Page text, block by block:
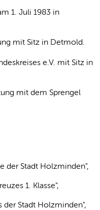
1. Juli 1983 in
mit Sitz in Detmold.
e.V. mit Sitz in
mit dem Sprengel
der Stadt Holzminden",
1. Klasse",
der Stadt Holzminden",